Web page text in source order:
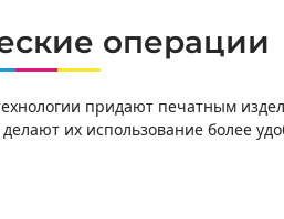
операции
придают печатным
их использование более